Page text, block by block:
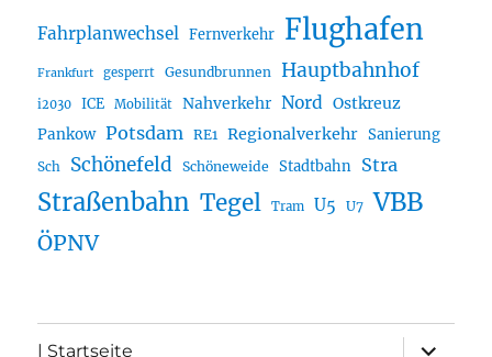
Fahrplanwechsel Fernverkehr Flughafen
Frankfurt gesperrt Gesundbrunnen Hauptbahnhof
i2030 ICE Mobilität Nahverkehr Nord Ostkreuz
Pankow Potsdam RE1 Regionalverkehr Sanierung
Sch Schönefeld Schöneweide Stadtbahn Stra
Straßenbahn Tegel Tram U5 U7 VBB
ÖPNV
| Startseite